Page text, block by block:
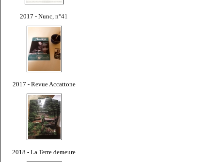
2017 - Nunc, n°41
2017 - Revue Accattone
2018 - La Terre demeure